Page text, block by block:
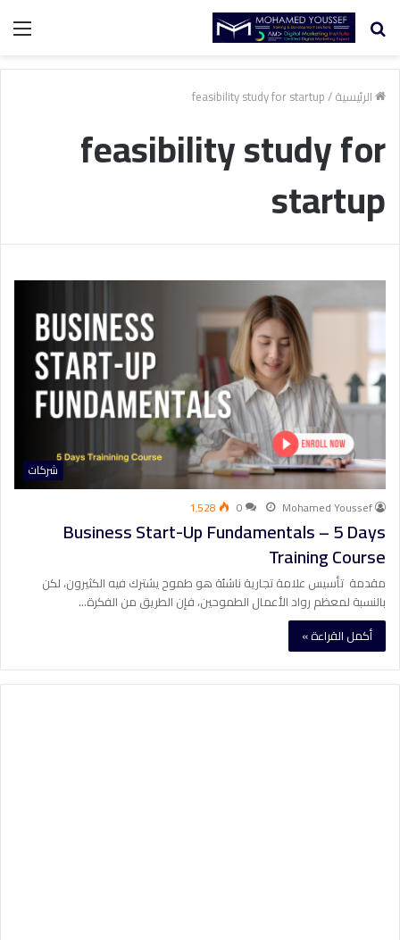
بحث
الرئيسية/
feasibility study for startup
feasibility study for
startup
شركات
Mohamed Youssef
0 1٬528
Business Start-Up Fundamentals – 5 Days
Training Course
مقدمة تأسيس علامة تجارية ناشئة هو طموح يشترك فيه الكثيرون، لكن
بالنسبة لمعظم رواد الأعمال الطموحين، فإن الطريق من الفكرة…
أكمل القراءة »